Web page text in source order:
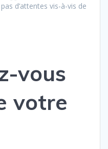
d’attentes vis-à-vis de
vous
votre